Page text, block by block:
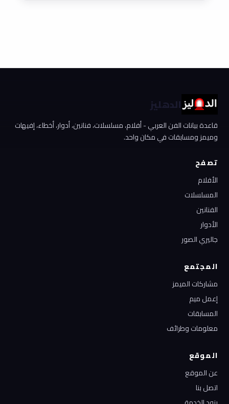
الدهليز
قاعدة بيانات الفن العربي - أفلام، مسلسلات، فنانين، أدوار، أخطاء، إفيهات
وميمز ومسابقات في مكان واحد.
تصفح
الأفلام
المسلسلات
الفنانين
الأدوار
جاليري الصور
المجتمع
مشاركات الميمز
إعمل ميم
المسابقات
معلومات وطرائف
الموقع
عن الموقع
اتصل بنا